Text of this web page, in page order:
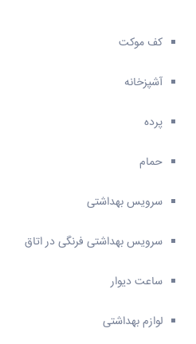
کف موکت
آشپزخانه
پرده
حمام
سرویس بهداشتی
سرویس بهداشتی فرنگی در اتاق
ساعت دیوار
لوازم بهداشتی